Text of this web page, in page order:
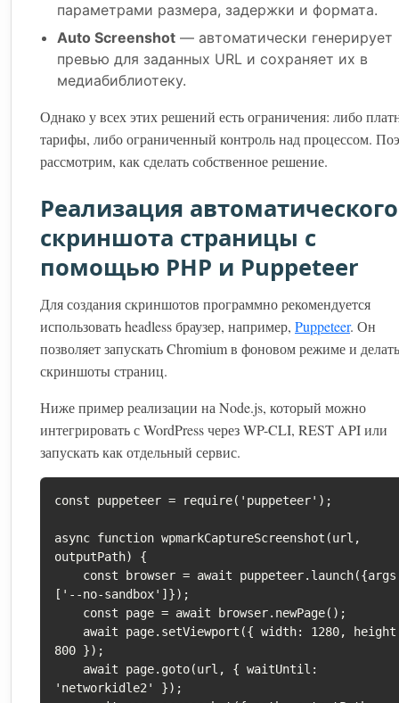
параметрами размера, задержки и формата.
Auto Screenshot — автоматически генерирует
превью для заданных URL и сохраняет их в
медиабиблиотеку.
Однако у всех этих решений есть ограничения: либо
тарифы, либо ограниченный контроль над процессом.
рассмотрим, как сделать собственное решение.
Реализация автоматического
скриншота страницы с
помощью PHP и Puppeteer
Для создания скриншотов программно рекомендуется
использовать headless браузер, например, Puppeteer. Он
позволяет запускать Chromium в фоновом режиме и делать
скриншоты страниц.
Ниже пример реализации на Node.js, который можно
интегрировать с WordPress через WP-CLI, REST API или
запускать как отдельный сервис.
const puppeteer = require('puppeteer');
async function wpmarkCaptureScreenshot(url,
outputPath) {
['--no-sandbox']});
800 });
'networkidle2' });